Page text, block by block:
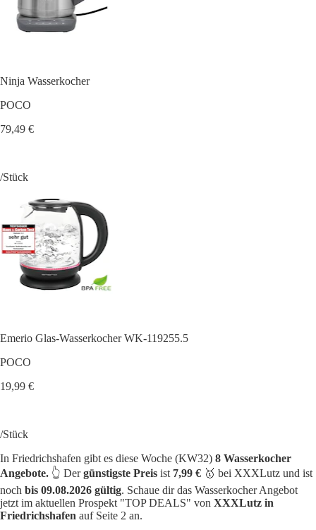
Ninja Wasserkocher
POCO
79,49 €
/Stück
Emerio Glas-Wasserkocher WK-119255.5
POCO
19,99 €
/Stück
In Friedrichshafen gibt es diese Woche (KW32) 8 Wasserkocher
Angebote. 👆 Dergünstigste Preis ist 7,99 € 🥇 bei XXXLutz und ist
noch bis 09.08.2026 gültig. Schaue dir das Wasserkocher Angebot
jetzt im aktuellen Prospekt "TOP DEALS" von XXXLutz in
Friedrichshafen auf Seite 2 an.